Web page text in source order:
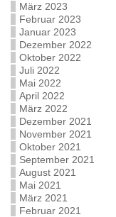
März 2023
Februar 2023
Januar 2023
Dezember 2022
Oktober 2022
Juli 2022
Mai 2022
April 2022
März 2022
Dezember 2021
November 2021
Oktober 2021
September 2021
August 2021
Mai 2021
März 2021
Februar 2021